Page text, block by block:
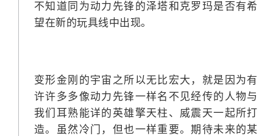
不知道同为动力先锋的泽塔和克罗玛是否有希
望在新的玩具线中出现。
变形金刚的宇宙之所以无比宏大，就是因为有
许许多多像动力先锋一样名不见经传的人物与
我们耳熟能详的英雄擎天柱、威震天一起所打
造。虽然冷门，但也一样重要。期待未来的某